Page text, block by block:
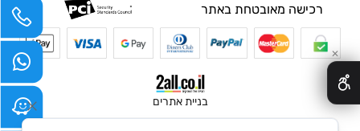
רכישה מאובטחת באתר
בניית אתרים
✕